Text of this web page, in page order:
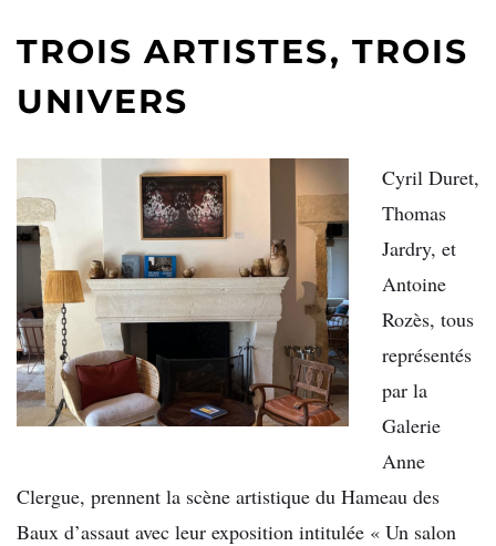
TROIS ARTISTES, TROIS
UNIVERS
Cyril Duret,
Thomas
Jardry, et
Antoine
Rozès, tous
représentés
par la
Galerie
Anne
Clergue, prennent la scène artistique du Hameau des
Baux d’assaut avec leur exposition intitulée « Un salon